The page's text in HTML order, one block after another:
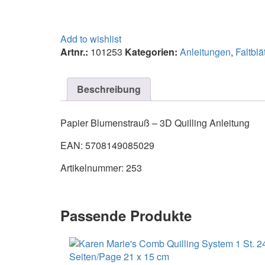
Add to wishlist
Artnr.: 101253 Kategorien: Anleitungen,
Beschreibung
Papier Blumenstrauß – 3D Quilling Anleitung
EAN: 5708149085029
Artikelnummer: 253
Passende Produkte